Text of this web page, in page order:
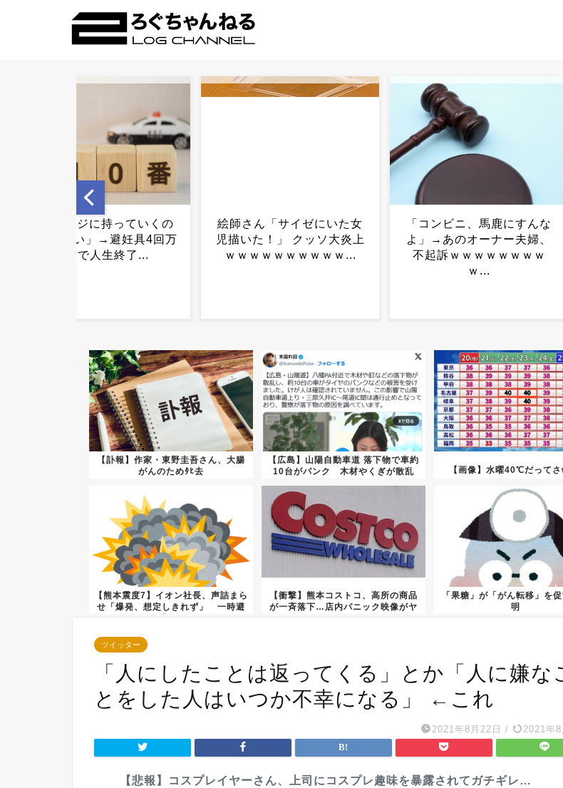
「コンビニ、馬鹿にすんな
よ」→あのオーナー夫婦、
不起訴ｗｗｗｗｗｗｗｗ
【画像】台湾人、ようやく
気ずく...
絵師さん「サイゼにいた女
児描いた！」 クッソ大炎上
ｗｗｗｗｗｗｗｗｗｗ...
【訃報】作家・東野圭吾さん、大腸
がんのためﾀﾋ去
【広島】山陽自動車道 落下物で車約
10台がパンク 木材やくぎが散乱
【画像】水曜40℃だって
【熊本震度7】イオン社長、声詰まら
せ「爆発、想定しきれず」 一時避
【衝撃】熊本コストコ、高所の商品
が一斉落下…店内パニック映像がヤ
「果糖」が「がん転移」を
明
ツイッター
「人にしたことは返ってくる」とか「人に嫌な
とをした人はいつか不幸になる」 ←これ
2021年8月22日 / 2021年8
【悲報】コスプレイヤーさん、上司にコスプレ趣味を暴露されてガチギレ…